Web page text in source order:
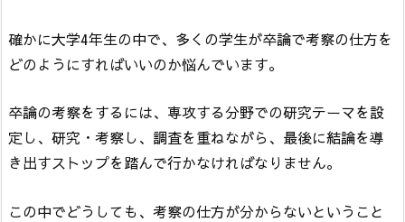
確かに大学4年生の中で、多くの学生が卒論で考察の仕方を
どのようにすればいいのか悩んでいます。
卒論の考察をするには、専攻する分野での研究テーマを設
定し、研究・考察し、調査を重ねながら、最後に結論を導
き出すストップを踏んで行かなければなりません。
この中でどうしても、考察の仕方が分からないということ